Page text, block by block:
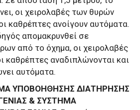
οι χειρολαβές των θυρών
καθρέπτες ανοίγουν αυτόματα.
απομακρυνθεί σε
από το όχημα, οι χειρολαβές
καθρέπτες αναδιπλώνονται και
αυτόματα.
ΥΠΟΒΟΗΘΗΣΗΣ ΔΙΑΤΗΡΗΣΗΣ
& ΣΥΣΤΗΜΑ